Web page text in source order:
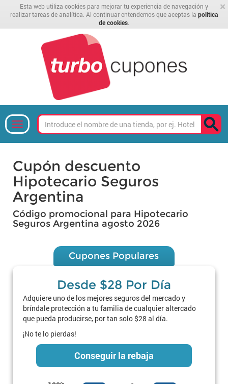
×
Esta web utiliza cookies para mejorar tu experiencia de navegación y
realizar tareas de analítica. Al continuar entendemos que aceptas la política
de cookies
Cupón descuento
Hipotecario Seguros
Argentina
Código promocional para Hipotecario
Seguros Argentina agosto 2026
Cupones Populares
Desde $28 Por Día
Adquiere uno de los mejores seguros del mercado y
bríndale protección a tu familia de cualquier altercado
que pueda producirse, por tan solo $28 al día.
¡No te lo pierdas!
Conseguir la rebaja